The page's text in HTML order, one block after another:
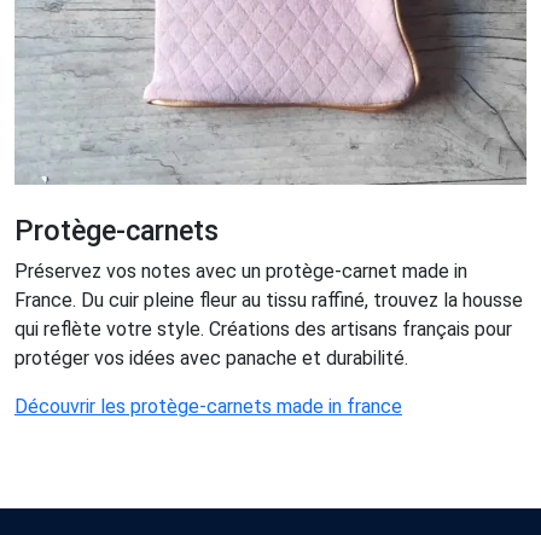
Protège-carnets
Préservez vos notes avec un protège-carnet made in
France. Du cuir pleine fleur au tissu raffiné, trouvez la housse
qui reflète votre style. Créations des artisans français pour
protéger vos idées avec panache et durabilité.
Découvrir les protège-carnets made in france